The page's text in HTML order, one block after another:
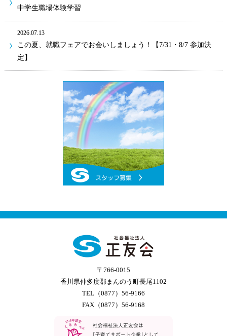
中学生職場体験学習
2026.07.13
この夏、就職フェアでお会いしましょう！【7/31・8/7 参加決
定】
〒766-0015
香川県仲多度郡まんのう町長尾1102
TEL（0877）56-9166
FAX（0877）56-9168